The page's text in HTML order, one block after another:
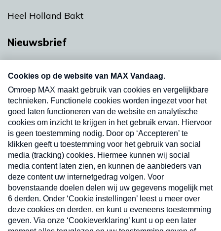
Heel Holland Bakt
Nieuwsbrief
nieuwsbrief. Elke vrijdag- en dinsdagochtend in
uw mailbox.
Verzend
Nieuwsbrief
Neem hier een gratis abonnement op onze